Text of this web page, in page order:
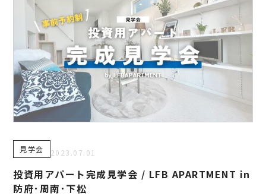
TOPICS
個人情報保護方針
反社会的勢力に対する基本方
針
カスタマーハラスメントに対
する基本方針
専用請求書
田村ビルズグループ
の歴史
認定・宣言一覧
事業案内
見学会 2023.07.01
投資用アパート完成見学会 / LFB APARTMENT in
防府･周南･下松